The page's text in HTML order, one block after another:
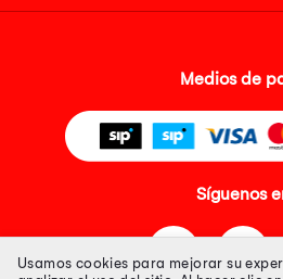
Medios de
Síguenos
Usamos cookies para mejorar su